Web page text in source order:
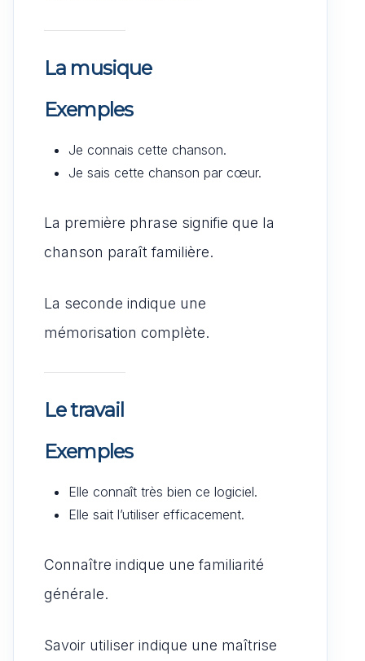
La musique
Exemples
Je connais cette chanson.
Je sais cette chanson par cœur.
La première phrase signifie que la
chanson paraît familière.
La seconde indique une
mémorisation complète.
Le travail
Exemples
Elle connaît très bien ce logiciel.
Elle sait l’utiliser efficacement.
Connaître indique une familiarité
générale.
Savoir utiliser indique une maîtrise